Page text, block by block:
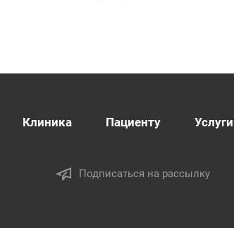
Клиника Пациенту Услуги
Подписаться на рассылку